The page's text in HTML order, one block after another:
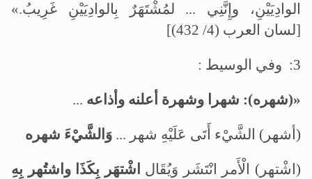
الوادِيَيْنِ، وإِنَّنِي ... لمُشْتَهَرٌ بِالوادِيَيْنِ غَرِيبُ.»
[لسان العرب (4/ 432)]
3: وفي الوسيط :
«(شهره): شهرا وشهرة أعلنه وأذاعه ...
(أشهر) الشَّيْء أَتَى عَلَيْهِ شهر ...وَالشَّيْءَ شهره
(اشْتهر) الْأَمر انْتَشَر وَيُقَال اشْتهَر بِكَذَا واشتُهر بِهِ